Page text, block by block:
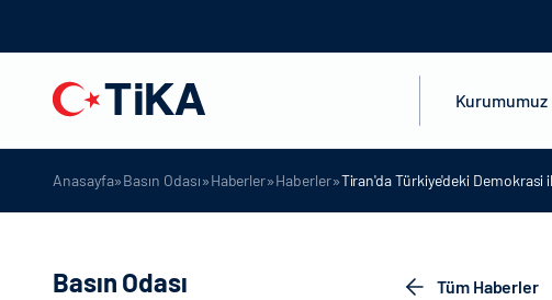
Kurumumuz
Anasayfa»Basın Odası»Haberler»Haberler»Tiran'da Türkiye'deki Demokrasi
Basın Odası Tüm Haberler